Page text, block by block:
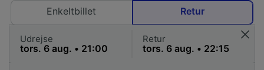
Enkeltbillet
Retur
Udrejse Retur